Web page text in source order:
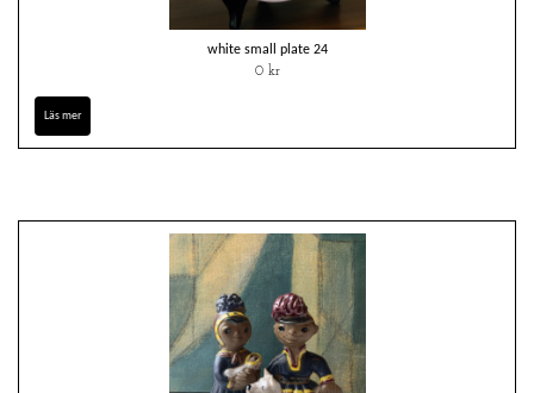
white small plate 24
0 kr
Läs mer